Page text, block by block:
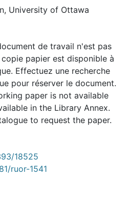
University of Ottawa
de travail n'est pas
papier est disponible à
Effectuez une recherche
pour réserver le document.
paper is not available
in the Library Annex.
to request the paper.
18525
ruor-1541